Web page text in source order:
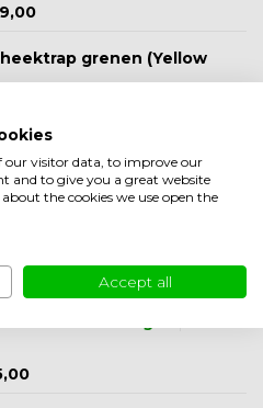
grenen (Yellow
2-3 werkdagen
maten beschikbaar
our visitor data, to improve our
and to give you a great website
the cookies we use open the
Accept all